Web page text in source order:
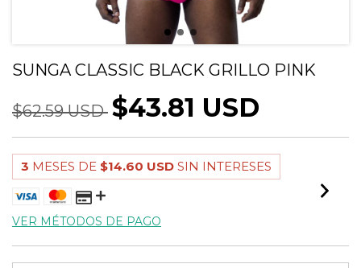
SUNGA CLASSIC BLACK GRILLO PINK
$62.59 USD $43.81 USD
3 MESES DE $14.60 USD SIN INTERESES
VER MÉTODOS DE PAGO